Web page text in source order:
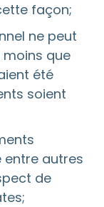
façon;
ne peut
que
été
soient
entre autres
de